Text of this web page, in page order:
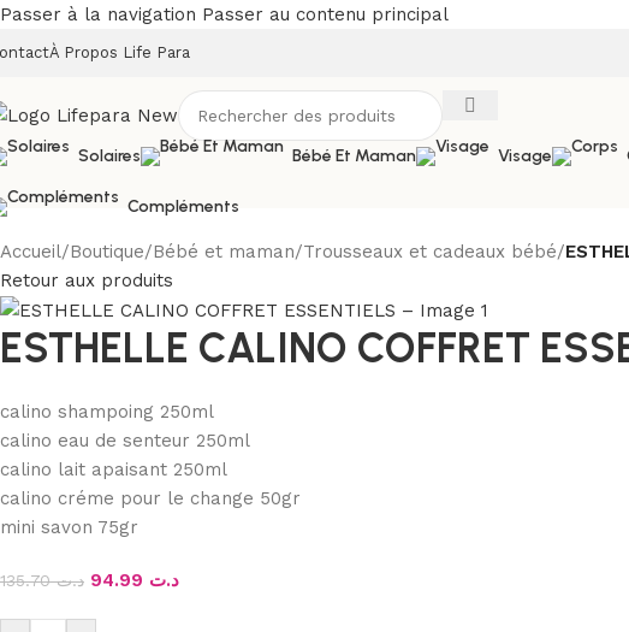
Passer à la navigation Passer au contenu principal
À Propos Life Para
Solaires
Bébé Et Maman Visage
Compléments
Accueil/Boutique/Bébé et maman/Trousseaux et cadeaux bébé/
Retour aux produits
ESTHELLE CALINO COFFRET
calino shampoing 250ml
calino eau de senteur 250ml
calino lait apaisant 250ml
calino créme pour le change 50gr
mini savon 75gr
د.ت135.70 د.ت